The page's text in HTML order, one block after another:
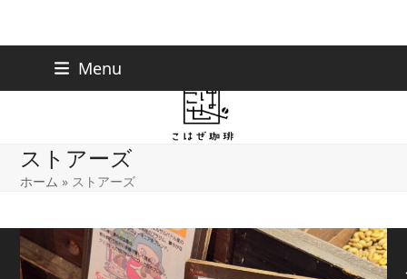
Menu
ストアーズ
ホーム » ストアーズ